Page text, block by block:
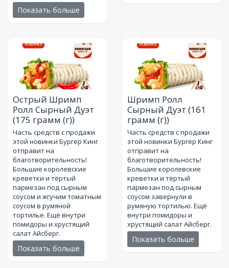
Показать больше
Острый Шримп
Ролл Сырный Дуэт
(175 грамм (г))
Часть средств с продажи
этой новинки Бургер Кинг
отправит на
благотворительность!
Большие королевские
креветки и тёртый
пармезан под сырным
соусом и жгучим томатным
соусом в румяной
тортилье. Ещё внутри
помидоры и хрустящий
салат Айсберг.
Показать больше
Шримп Ролл
Сырный Дуэт (161
грамм (г))
Часть средств с продажи
этой новинки Бургер Кинг
отправит на
благотворительность!
Большие королевские
креветки и тёртый
пармезан под сырным
соусом завернули в
румяную тортилью. Ещё
внутри помидоры и
хрустящий салат Айсберг.
Показать больше